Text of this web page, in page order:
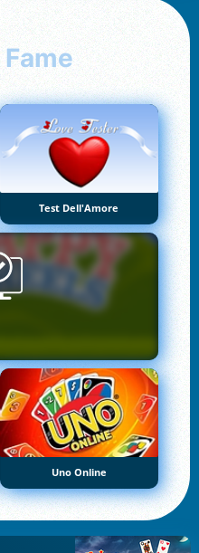
Fame
Test Dell'Amore
Uno Online